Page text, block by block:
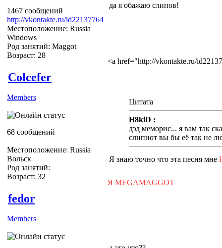
1467 сообщений
http://vkontakte.ru/id22137764
Местоположение: Russia
Windows
Род занятий: Maggot
Возраст: 28
да я обажаю слипов!
<a href="http://vkontakte.ru/
Colcefer
Members
68 сообщений
Местоположение: Russia
Вольск
Род занятий:
Возраст: 32
Цитата
H8kiD :
дэд меморис... я вам так
слипнот вы бы её так не
Я знаю точно что эта песня мне
Я MEGAMAGGOT
fedor
Members